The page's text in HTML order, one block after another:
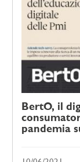
BertO, il
pandemia